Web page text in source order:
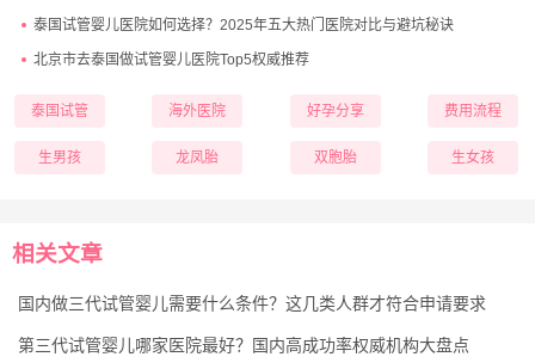
泰国试管婴儿医院如何选择？2025年五大热门医院对比与避坑秘诀
北京市去泰国做试管婴儿医院Top5权威推荐
泰国试管 海外医院 好孕分享 费用流程
生男孩 龙凤胎 双胞胎 生女孩
相关文章
国内做三代试管婴儿需要什么条件？这几类人群才符合申请要求
第三代试管婴儿哪家医院最好？国内高成功率权威机构大盘点